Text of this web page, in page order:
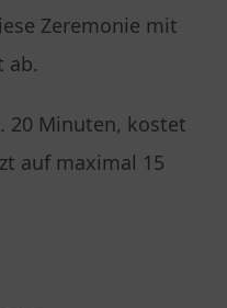
Zeremonie mit
ab.
20 Minuten, kostet
auf maximal 15